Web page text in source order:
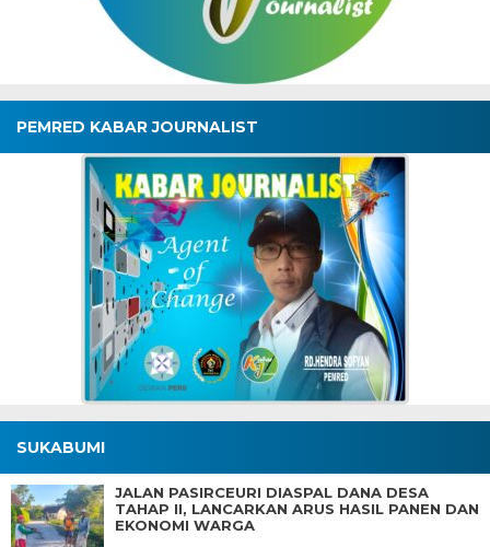
PEMRED KABAR JOURNALIST
SUKABUMI
JALAN PASIRCEURI DIASPAL DANA DESA
TAHAP II, LANCARKAN ARUS HASIL PANEN DAN
EKONOMI WARGA